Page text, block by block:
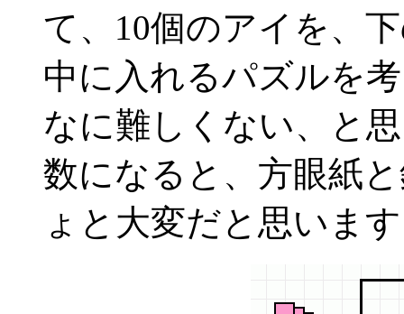
て、10個のアイを、
中に入れるパズルを
なに難しくない、と
数になると、方眼紙
ょと大変だと思いま